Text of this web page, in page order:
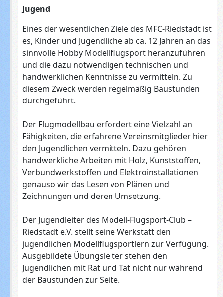
Jugend
Eines der wesentlichen Ziele des MFC-Riedstadt ist
es, Kinder und Jugendliche ab ca. 12 Jahren an das
sinnvolle Hobby Modellflugsport heranzuführen
und die dazu notwendigen technischen und
handwerklichen Kenntnisse zu vermitteln. Zu
diesem Zweck werden regelmäßig Baustunden
durchgeführt.
Der Flugmodellbau erfordert eine Vielzahl an
Fähigkeiten, die erfahrene Vereinsmitglieder hier
den Jugendlichen vermitteln. Dazu gehören
handwerkliche Arbeiten mit Holz, Kunststoffen,
Verbundwerkstoffen und Elektroinstallationen
genauso wir das Lesen von Plänen und
Zeichnungen und deren Umsetzung.
Der Jugendleiter des Modell-Flugsport-Club –
Riedstadt e.V. stellt seine Werkstatt den
jugendlichen Modellflugsportlern zur Verfügung.
Ausgebildete Übungsleiter stehen den
Jugendlichen mit Rat und Tat nicht nur während
der Baustunden zur Seite.